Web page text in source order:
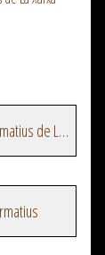
Veure més episodis del programa Butlletins informatius de La Xarxa